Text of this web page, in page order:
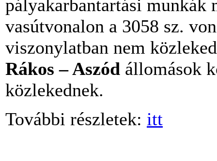
pályakarbantartási munkák
vasútvonalon a 3058 sz.
viszonylatban nem
Rákos – Aszód állomások
közlekednek.
További részletek: itt